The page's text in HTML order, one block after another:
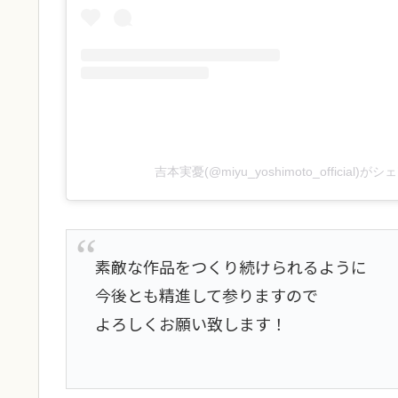
吉本実憂(@miyu_yoshimoto_official)がシ
素敵な作品をつくり続けられるように
今後とも精進して参りますので
よろしくお願い致します！